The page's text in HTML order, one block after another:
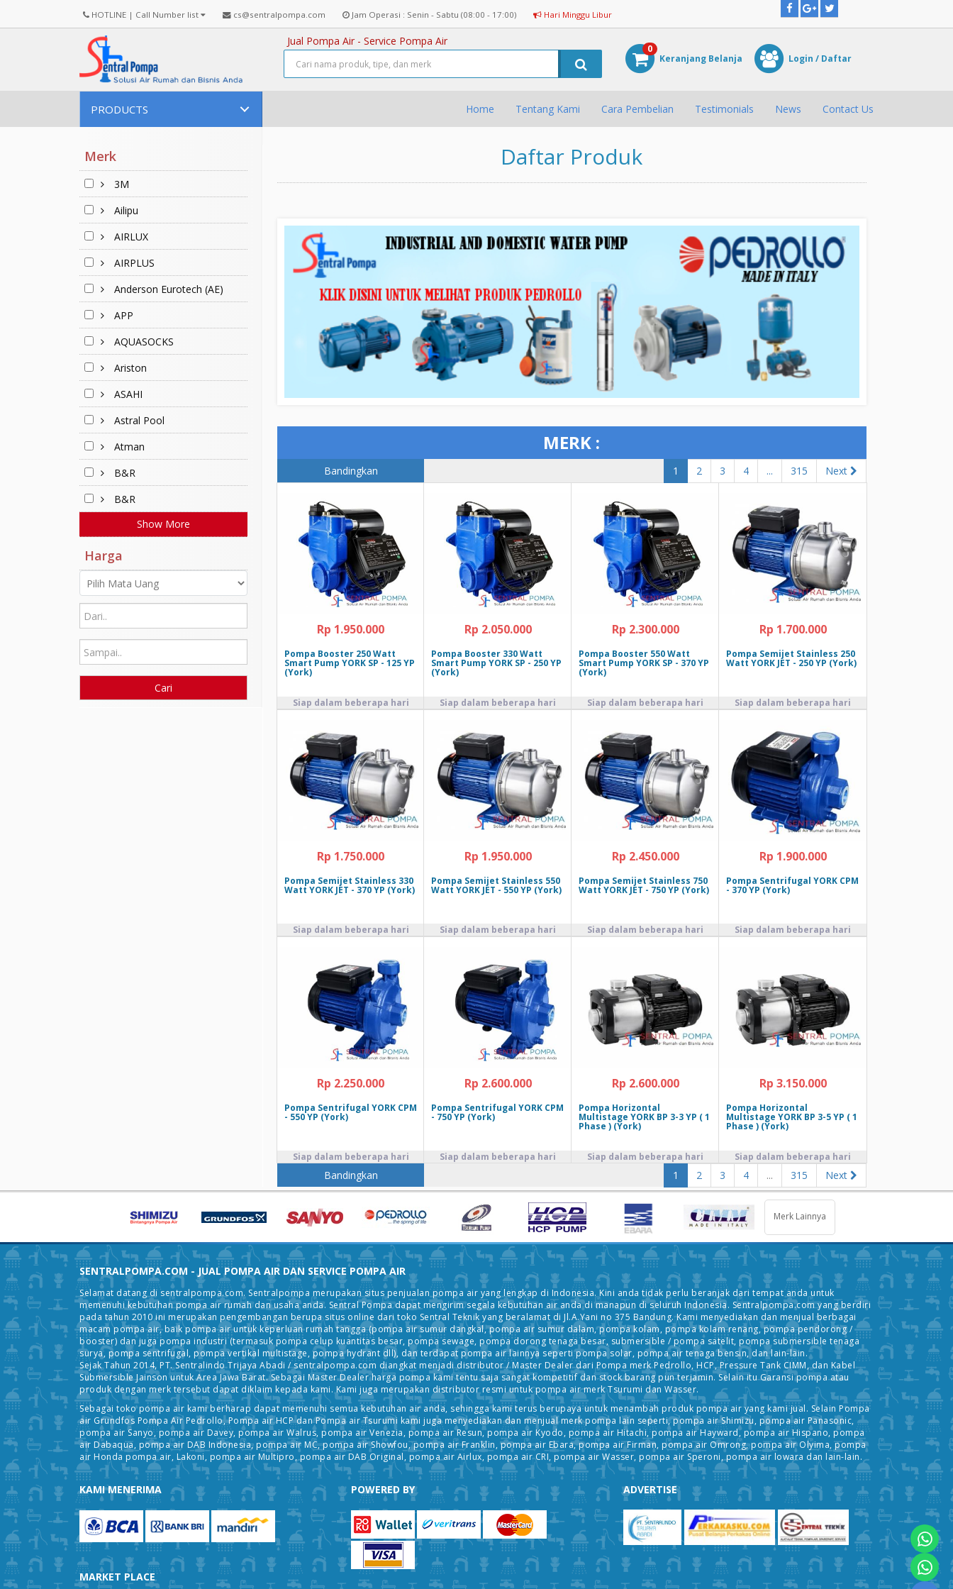
HOTLINE | Call Number list cs@sentralpompa.com Jam Operasi : Senin - Sabtu (08:00 - 17:00) Hari Minggu Libur
Jual Pompa Air - Service Pompa Air
0
Keranjang Belanja
Login / Daftar
PRODUCTS Home Tentang Kami Cara Pembelian Testimonials News Contact Us
Merk
3M
Ailipu
AIRLUX
AIRPLUS
Anderson Eurotech (AE)
APP
AQUASOCKS
Ariston
ASAHI
Astral Pool
Atman
B&R
B&R
Show More
Harga
Daftar Produk
MERK :
1 2 3 4 ... 315 Next
Rp 1.950.000
Pompa Booster 250 Watt
Smart Pump YORK SP - 125 YP
(York)
Rp 2.050.000
Pompa Booster 330 Watt
Smart Pump YORK SP - 250 YP
(York)
Rp 2.300.000
Pompa Booster 550 Watt
Smart Pump YORK SP - 370 YP
(York)
Rp 1.700.000
Pompa Semijet Stainless 250
Watt YORK JET - 250 YP (York)
Rp 1.750.000
Pompa Semijet Stainless 330
Watt YORK JET - 370 YP (York)
Rp 1.950.000
Pompa Semijet Stainless 550
Watt YORK JET - 550 YP (York)
Rp 2.450.000
Pompa Semijet Stainless 750
Watt YORK JET - 750 YP (York)
Rp 1.900.000
Pompa Sentrifugal YORK CPM
- 370 YP (York)
Rp 2.250.000
Pompa Sentrifugal YORK CPM
- 550 YP (York)
Rp 2.600.000
Pompa Sentrifugal YORK CPM
- 750 YP (York)
Rp 2.600.000
Pompa Horizontal
Multistage YORK BP 3-3 YP ( 1
Phase ) (York)
Rp 3.150.000
Pompa Horizontal
Multistage YORK BP 3-5 YP ( 1
Phase ) (York)
1 2 3 4 ... 315 Next
Merk Lainnya
SENTRALPOMPA.COM - JUAL POMPA AIR DAN SERVICE POMPA AIR
Selamat datang di sentralpompa.com. Sentralpompa merupakan situs penjualan pompa air yang lengkap di Indonesia. Kini anda tidak perlu beranjak dari tempat anda untuk
memenuhi kebutuhan pompa air rumah dan usaha anda. Sentral Pompa dapat mengirim segala kebutuhan air anda di manapun di seluruh Indonesia. Sentralpompa.com yang berdiri
pada tahun 2010 ini merupakan pengembangan berupa situs online dari toko Sentral Teknik yang beralamat di Jl.A.Yani no 375 Bandung. Kami menyediakan dan menjual berbagai
macam pompa air, baik pompa air untuk keperluan rumah tangga (pompa air sumur dangkal, pompa air sumur dalam, pompa kolam, pompa kolam renang, pompa pendorong /
booster) dan juga pompa industri (termasuk pompa celup kuantitas besar, pompa sewage, pompa dorong tenaga besar, submersible / pompa satelit, pompa submersible tenaga
surya, pompa sentrifugal, pompa vertikal multistage, pompa hydrant dll), dan terdapat pompa air lainnya seperti pompa solar, pompa air tenaga bensin, dan lain-lain.
Sejak Tahun 2014, PT. Sentralindo Trijaya Abadi / sentralpompa.com diangkat menjadi distributor / Master Dealer dari Pompa merk Pedrollo, HCP, Pressure Tank CIMM, dan Kabel
Submersible Jainson untuk Area Jawa Barat. Sebagai Master Dealer harga pompa kami tentu saja sangat kompetitif dan stock barang pun terjamin. Selain itu Garansi pompa atau
produk dengan merk tersebut dapat diklaim kepada kami. Kami juga merupakan distributor resmi untuk pompa air merk Tsurumi dan Wasser.
Sebagai toko pompa air kami berharap dapat memenuhi semua kebutuhan air anda, sehingga kami terus berupaya untuk menambah produk pompa air yang kami jual. Selain Pompa
air Grundfos Pompa Air Pedrollo, Pompa air HCP dan Pompa air Tsurumi kami juga menyediakan dan menjual merk pompa lain seperti, pompa air Shimizu, pompa air Panasonic,
pompa air Sanyo, pompa air Davey, pompa air Walrus, pompa air Venezia, pompa air Resun, pompa air Kyodo, pompa air Hitachi, pompa air Hayward, pompa air Hispano, pompa
air Dabaqua, pompa air DAB Indonesia, pompa air MC, pompa air Showfou, pompa air Franklin, pompa air Ebara, pompa air Firman, pompa air Omrong, pompa air Olyima, pompa
air Honda pompa air, Lakoni, pompa air Multipro, pompa air DAB Original, pompa air Airlux, pompa air CRI, pompa air Wasser, pompa air Speroni, pompa air lowara dan lain-lain.
KAMI MENERIMA POWERED BY ADVERTISE
MARKET PLACE